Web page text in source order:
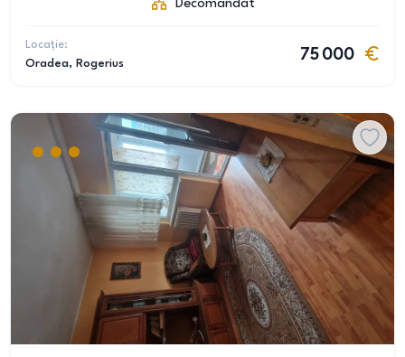
Decomandat
Locație:
Oradea, Rogerius
75 000